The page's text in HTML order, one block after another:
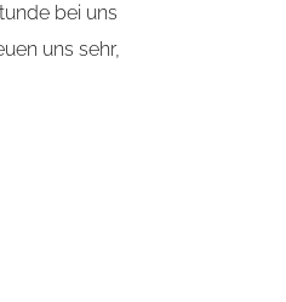
bei uns
uns sehr,